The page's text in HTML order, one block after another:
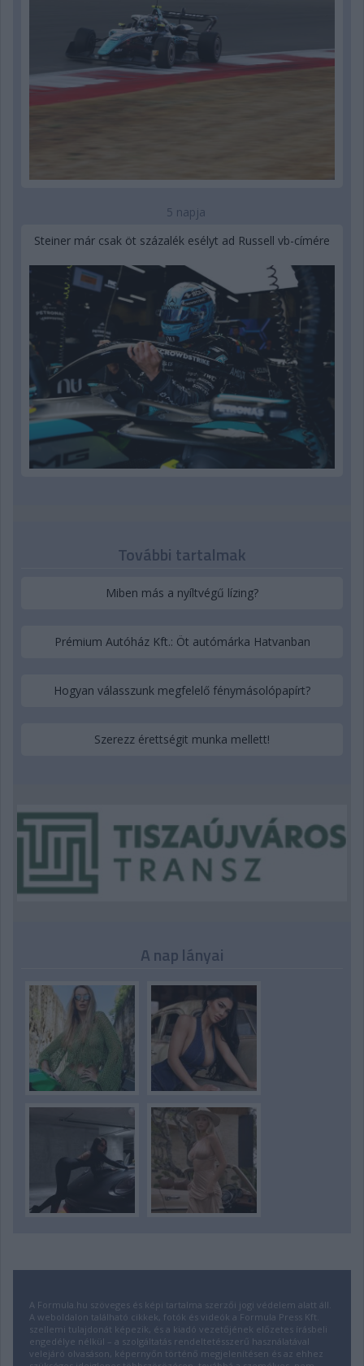
5 napja
Steiner már csak öt százalék esélyt ad Russell vb-címére
További tartalmak
Miben más a nyíltvégű lízing?
Prémium Autóház Kft.: Öt autómárka Hatvanban
Hogyan válasszunk megfelelő fénymásolópapírt?
Szerezz érettségit munka mellett!
A nap lányai
A Formula.hu szöveges és képi tartalma szerzői jogi védelem alatt áll.
A weboldalon található cikkek, fotók és videók a Formula Press Kft.
szellemi tulajdonát képezik, és a kiadó vezetőjének előzetes írásbeli
engedélye nélkül – a szolgáltatás rendeltetésszerű használatával
velejáró olvasáson, képernyőn történő megjelenítésen és az ehhez